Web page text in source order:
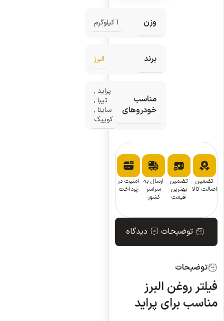
وزن 1 کیلوگرم
برند البرز
مناسب
خودروهای
پراید ,
تیبا ,
ساینا ,
کوییک
تضمین
اصالت کالا
تضمین
بهترین
قیمت
ارسال به
سراسر
کشور
امنیت در
پرداخت
توضیحات دیدگاه
توضیحات
فیلتر روغن البرز
مناسب برای پراید